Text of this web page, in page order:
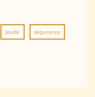
saúde segurança